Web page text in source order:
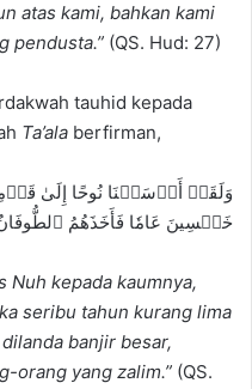
atas kami, bahkan kami
pendusta.” (QS. Hud: 27)
tauhid kepada
Ta’ala berfirman,
وَلَقَدۡ أَرۡسَلۡنَا نُوحًا إِلَىٰ
خَمۡسِينَ عَامٗا فَأَخَذَهُمُ
Nuh kepada kaumnya,
seribu tahun kurang lima
banjir besar,
orang yang zalim.” (QS.